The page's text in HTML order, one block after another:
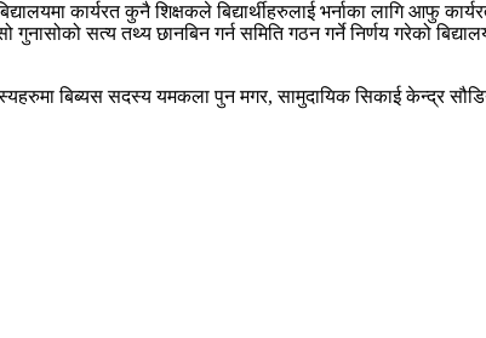
कार्यरत कुनै शिक्षकले बिद्यार्थीहरुलाई भर्नाका लागि आफु
सत्य तथ्य छानबिन गर्न समिति गठन गर्ने निर्णय गरेको
बिब्यस सदस्य यमकला पुन मगर, सामुदायिक सिकाई केन्द्र